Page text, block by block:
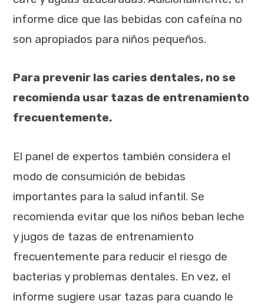
informe dice que las bebidas con cafeína no
son apropiados para niños pequeños.
Para prevenir las caries dentales, no se
recomienda usar tazas de entrenamiento
frecuentemente.
El panel de expertos también considera el
modo de consumición de bebidas
importantes para la salud infantil. Se
recomienda evitar que los niños beban leche
y jugos de tazas de entrenamiento
frecuentemente para reducir el riesgo de
bacterias y problemas dentales. En vez, el
informe sugiere usar tazas para cuando le